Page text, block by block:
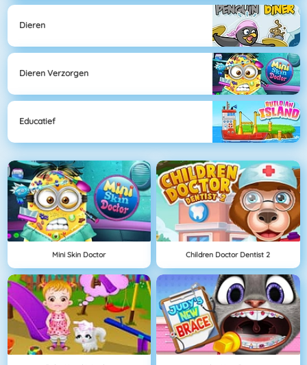
Dieren
Dieren Verzorgen
Educatief
Mini Skin Doctor Children Doctor Dentist 2